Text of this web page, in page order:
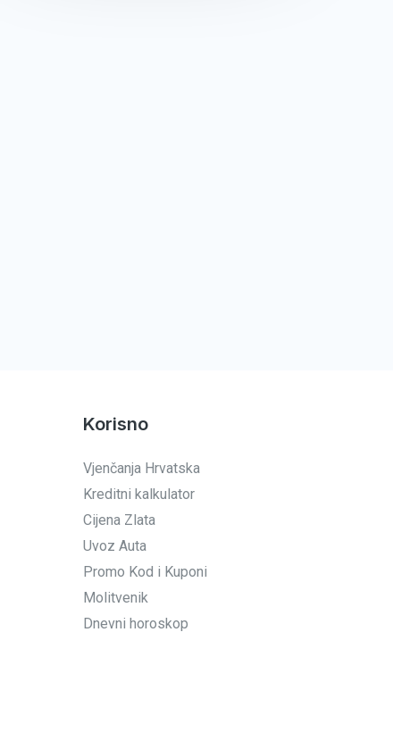
Korisno
Vjenčanja Hrvatska
Kreditni kalkulator
Cijena Zlata
Uvoz Auta
Promo Kod i Kuponi
Molitvenik
Dnevni horoskop